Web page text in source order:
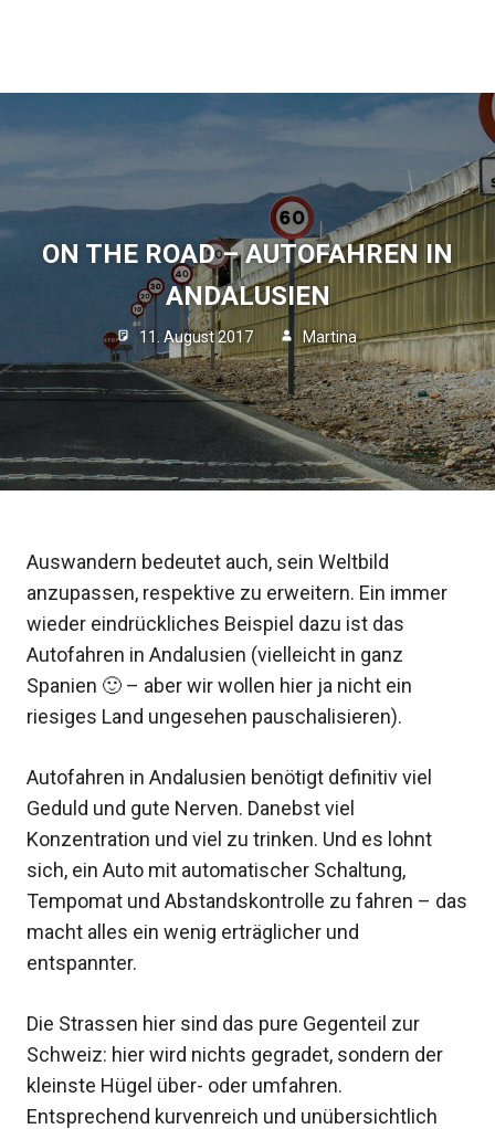
ON THE ROAD – AUTOFAHREN IN
ANDALUSIEN
11. August 2017 Martina BlogKeine
Kommentare
Auswandern bedeutet auch, sein Weltbild
anzupassen, respektive zu erweitern. Ein immer
wieder eindrückliches Beispiel dazu ist das
Autofahren in Andalusien (vielleicht in ganz
Spanien 🙂 – aber wir wollen hier ja nicht ein
riesiges Land ungesehen pauschalisieren).
Autofahren in Andalusien benötigt definitiv viel
Geduld und gute Nerven. Danebst viel
Konzentration und viel zu trinken. Und es lohnt
sich, ein Auto mit automatischer Schaltung,
Tempomat und Abstandskontrolle zu fahren – das
macht alles ein wenig erträglicher und
entspannter.
Die Strassen hier sind das pure Gegenteil zur
Schweiz: hier wird nichts gegradet, sondern der
kleinste Hügel über- oder umfahren.
Entsprechend kurvenreich und unübersichtlich